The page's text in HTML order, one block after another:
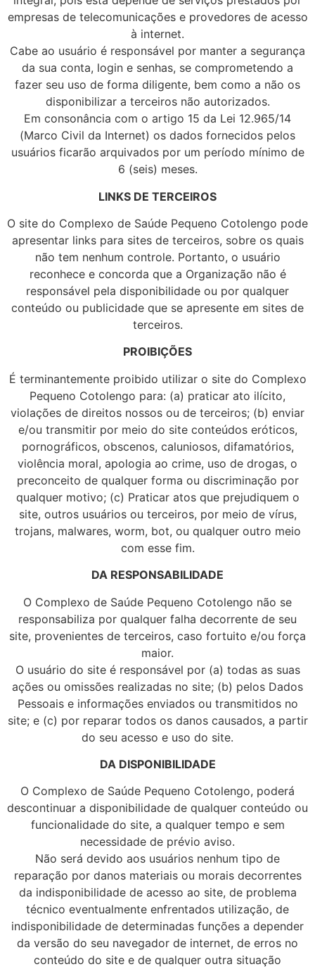
empresas de telecomunicações e provedores de acesso
à internet.
Cabe ao usuário é responsável por manter a segurança
da sua conta, login e senhas, se comprometendo a
fazer seu uso de forma diligente, bem como a não os
disponibilizar a terceiros não autorizados.
Em consonância com o artigo 15 da Lei 12.965/14
(Marco Civil da Internet) os dados fornecidos pelos
usuários ficarão arquivados por um período mínimo de
6 (seis) meses.
LINKS DE TERCEIROS
O site do Complexo de Saúde Pequeno Cotolengo pode
apresentar links para sites de terceiros, sobre os quais
não tem nenhum controle. Portanto, o usuário
reconhece e concorda que a Organização não é
responsável pela disponibilidade ou por qualquer
conteúdo ou publicidade que se apresente em sites de
terceiros.
PROIBIÇÕES
É terminantemente proibido utilizar o site do Complexo
Pequeno Cotolengo para: (a) praticar ato ilícito,
violações de direitos nossos ou de terceiros; (b) enviar
e/ou transmitir por meio do site conteúdos eróticos,
pornográficos, obscenos, caluniosos, difamatórios,
violência moral, apologia ao crime, uso de drogas, o
preconceito de qualquer forma ou discriminação por
qualquer motivo; (c) Praticar atos que prejudiquem o
site, outros usuários ou terceiros, por meio de vírus,
trojans, malwares, worm, bot, ou qualquer outro meio
com esse fim.
DA RESPONSABILIDADE
O Complexo de Saúde Pequeno Cotolengo não se
responsabiliza por qualquer falha decorrente de seu
site, provenientes de terceiros, caso fortuito e/ou força
maior.
O usuário do site é responsável por (a) todas as suas
ações ou omissões realizadas no site; (b) pelos Dados
Pessoais e informações enviados ou transmitidos no
site; e (c) por reparar todos os danos causados, a partir
do seu acesso e uso do site.
DA DISPONIBILIDADE
O Complexo de Saúde Pequeno Cotolengo, poderá
descontinuar a disponibilidade de qualquer conteúdo ou
funcionalidade do site, a qualquer tempo e sem
necessidade de prévio aviso.
Não será devido aos usuários nenhum tipo de
reparação por danos materiais ou morais decorrentes
da indisponibilidade de acesso ao site, de problema
técnico eventualmente enfrentados utilização, de
indisponibilidade de determinadas funções a depender
da versão do seu navegador de internet, de erros no
conteúdo do site e de qualquer outra situação